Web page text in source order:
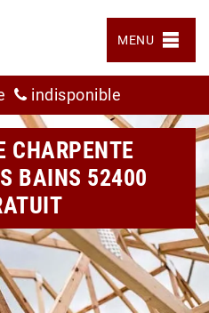
MENU
indisponible
CHARPENTE
BAINS 52400